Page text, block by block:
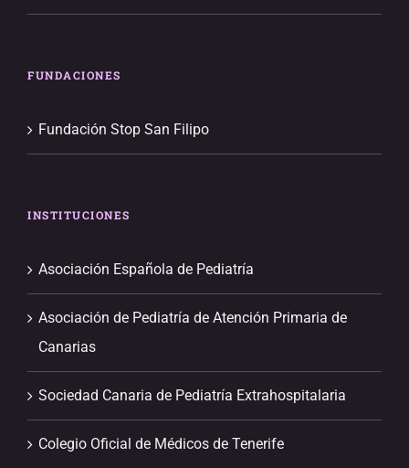
FUNDACIONES
Fundación Stop San Filipo
INSTITUCIONES
Asociación Española de Pediatría
Asociación de Pediatría de Atención Primaria de
Canarias
Sociedad Canaria de Pediatría Extrahospitalaria
Colegio Oficial de Médicos de Tenerife